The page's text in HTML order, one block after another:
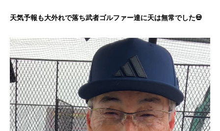
天気予報も大外れで落ち武者ゴルファー達に天は無常でした💀